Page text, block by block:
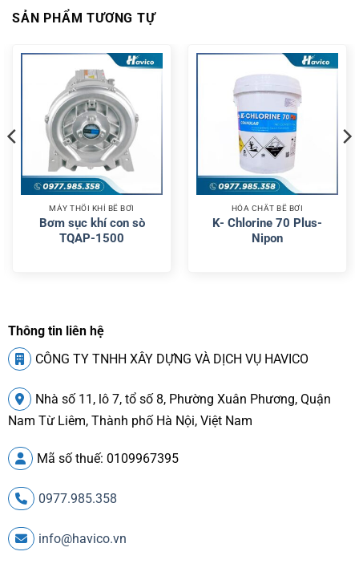
SẢN PHẨM TƯƠNG TỰ
MÁY THỔI KHÍ BỂ BƠI
Bơm sục khí con sò
TQAP-1500
HÓA CHẤT BỂ BƠI
K- Chlorine 70 Plus-
Nipon
Thông tin liên hệ
CÔNG TY TNHH XÂY DỰNG VÀ DỊCH VỤ HAVICO
Nhà số 11, lô 7, tổ số 8, Phường Xuân Phương, Quận
Nam Từ Liêm, Thành phố Hà Nội, Việt Nam
Mã số thuế: 0109967395
0977.985.358
info@havico.vn